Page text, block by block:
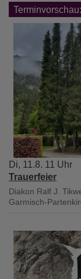
Terminvorschau:
Di, 11.8. 11 Uhr
Trauerfeier
Diakon Ralf J.
Garmisch-